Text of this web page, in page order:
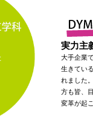
実力主
大手企業
生きてい
れました
方も皆、
変革が起